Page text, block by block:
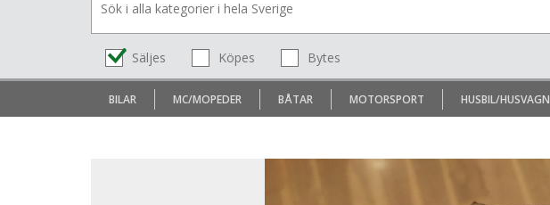
BILAR MC/MOPEDER BÅTAR MOTORSPORT HUSBIL/HUSVAGN
Säljes Köpes Bytes